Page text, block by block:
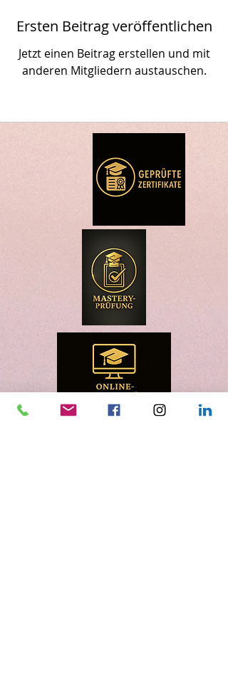
Ersten Beitrag veröffentlichen
Jetzt einen Beitrag erstellen und mit
anderen Mitgliedern austauschen.